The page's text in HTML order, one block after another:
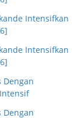
Intensifkan
Intensifkan
Dengan
Dengan